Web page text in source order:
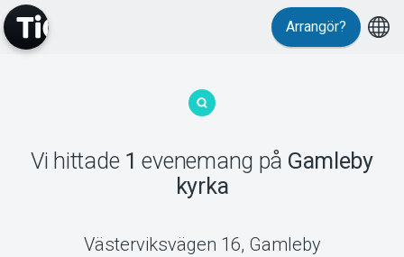
MyTickster
Support
Arrangör?
Vi hittade 1 evenemang på Gamleby
kyrka
Västerviksvägen 16, Gamleby